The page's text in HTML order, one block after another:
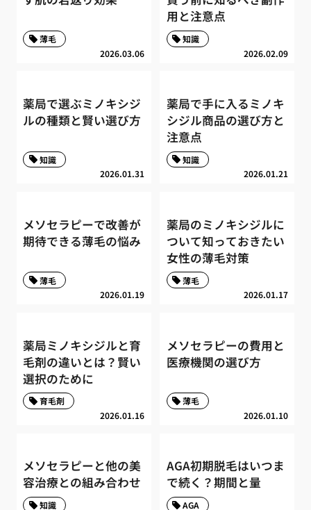
2026.03.06
薄毛
用と注意点
2026.02.09
知識
薬局で選ぶミノキシジ
ルの種類と賢い選び方
2026.01.31
知識
薬局で手に入るミノキ
シジル商品の選び方と
注意点
2026.01.21
知識
メソセラピーで改善が
期待できる薄毛の悩み
2026.01.19
薄毛
薬局のミノキシジルに
ついて知っておきたい
女性の薄毛対策
2026.01.17
薄毛
薬局ミノキシジルと育
毛剤の違いとは？賢い
選択のために
2026.01.16
育毛剤
メソセラピーの費用と
医療機関の選び方
2026.01.10
薄毛
メソセラピーと他の美
容治療との組み合わせ
知識
AGA初期脱毛はいつま
で続く？期間と量
AGA